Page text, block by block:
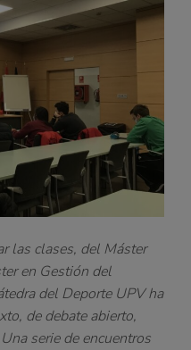
las clases, del Máster
en Gestión del
del Deporte UPV ha
de debate abierto,
serie de encuentros